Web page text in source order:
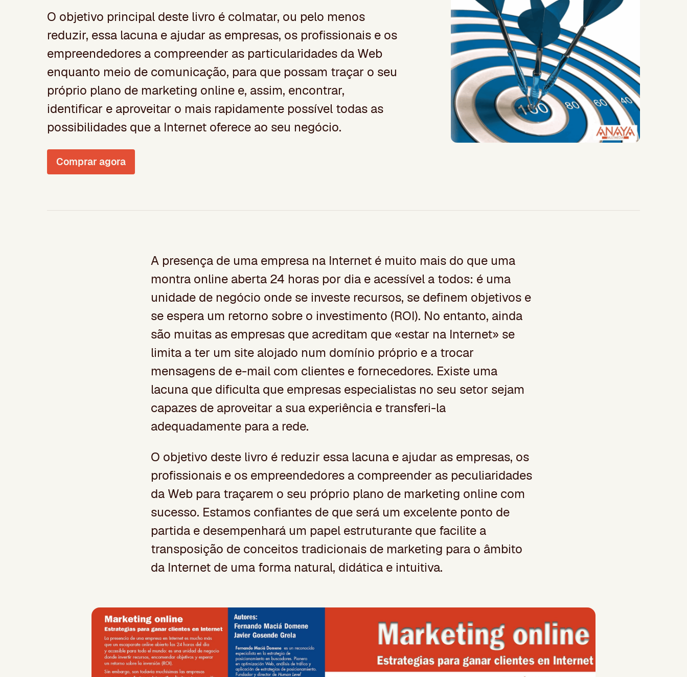
O objetivo principal deste livro é colmatar, ou pelo menos
reduzir, essa lacuna e ajudar as empresas, os profissionais e os
empreendedores a compreender as particularidades da Web
enquanto meio de comunicação, para que possam traçar o seu
próprio plano de marketing online e, assim, encontrar,
identificar e aproveitar o mais rapidamente possível todas as
possibilidades que a Internet oferece ao seu negócio.
Comprar agora
A presença de uma empresa na Internet é muito mais do que uma
montra online aberta 24 horas por dia e acessível a todos: é uma
unidade de negócio onde se investe recursos, se definem objetivos e
se espera um retorno sobre o investimento (ROI). No entanto, ainda
são muitas as empresas que acreditam que «estar na Internet» se
limita a ter um site alojado num domínio próprio e a trocar
mensagens de e-mail com clientes e fornecedores. Existe uma
lacuna que dificulta que empresas especialistas no seu setor sejam
capazes de aproveitar a sua experiência e transferi-la
adequadamente para a rede.
O objetivo deste livro é reduzir essa lacuna e ajudar as empresas, os
profissionais e os empreendedores a compreender as peculiaridades
da Web para traçarem o seu próprio plano de marketing online com
sucesso. Estamos confiantes de que será um excelente ponto de
partida e desempenhará um papel estruturante que facilite a
transposição de conceitos tradicionais de marketing para o âmbito
da Internet de uma forma natural, didática e intuitiva.